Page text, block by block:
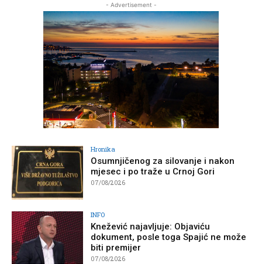
- Advertisement -
Hronika
Osumnjičenog za silovanje i nakon
mjesec i po traže u Crnoj Gori
07/08/2026
INFO
Knežević najavljuje: Objaviću
dokument, posle toga Spajić ne može
biti premijer
07/08/2026